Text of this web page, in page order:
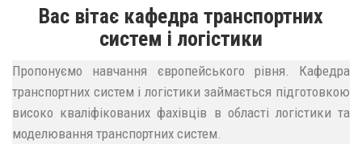
Вас вітає кафедра транспортних
систем і логістики
Пропонуємо навчання європейського рівня. Кафедра
транспортних систем і логістики займається підготовкою
високо кваліфікованих фахівців в області логістики та
моделювання транспортних систем.